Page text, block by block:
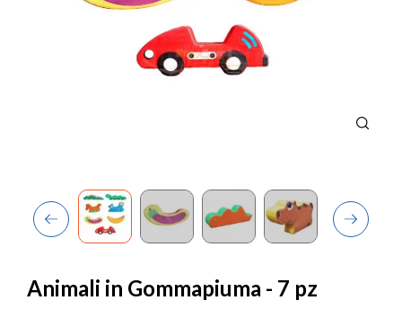
Previous Next
Animali in Gommapiuma - 7 pz